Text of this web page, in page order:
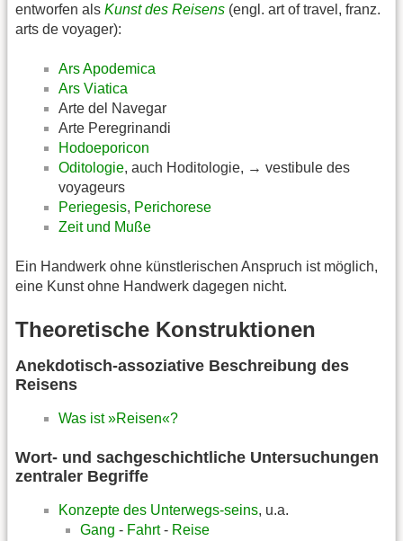
entworfen als Kunst des Reisens (engl. art of travel, franz.
arts de voyager):
Ars Apodemica
Ars Viatica
Arte del Navegar
Arte Peregrinandi
Hodoeporicon
Oditologie, auch Hoditologie, → vestibule des
voyageurs
Periegesis, Perichorese
Zeit und Muße
Ein Handwerk ohne künstlerischen Anspruch ist möglich,
eine Kunst ohne Handwerk dagegen nicht.
Theoretische Konstruktionen
Anekdotisch-assoziative Beschreibung des
Reisens
Was ist »Reisen«?
Wort- und sachgeschichtliche Untersuchungen
zentraler Begriffe
Konzepte des Unterwegs-seins, u.a.
Gang - Fahrt- Reise